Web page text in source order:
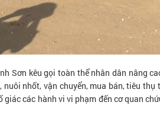
Sơn kêu gọi toàn thể nhân dân nâng
nhốt, vận chuyển, mua bán, tiêu
các hành vi vi phạm đến cơ quan